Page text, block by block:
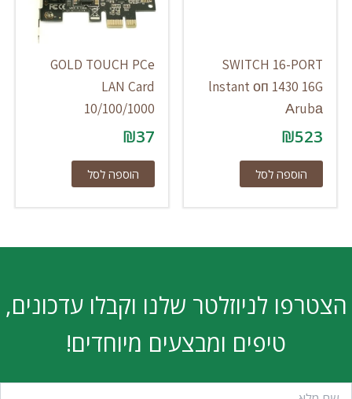
SWITCH 16-PORT
lnstant оп 1430 16G
Аrubа
₪523
הוספה לסל
GOLD TOUCH PCe
LAN Card
10/100/1000
₪37
הוספה לסל
הצטרפו לניוזלטר שלנו וקבלו עדכונים,
טיפים ומבצעים מיוחדים!